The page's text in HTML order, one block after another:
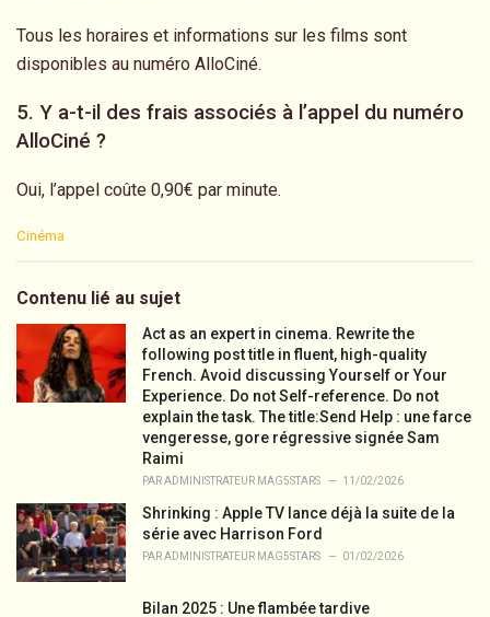
Tous les horaires et informations sur les films sont
disponibles au numéro AlloCiné.
5. Y a-t-il des frais associés à l’appel du numéro
AlloCiné ?
Oui, l’appel coûte 0,90€ par minute.
C
e
r
i
e
Cinéma
Contenu lié au sujet
Act as an expert in cinema. Rewrite the
following post title in fluent, high-quality
French. Avoid discussing Yourself or Your
Experience. Do not Self-reference. Do not
explain the task. The title:Send Help : une farce
vengeresse, gore régressive signée Sam
Raimi
PARADMINISTRATEUR MAG5STARS 11/02/2026
Shrinking : Apple TV lance déjà la suite de la
série avec Harrison Ford
PARADMINISTRATEUR MAG5STARS 01/02/2026
Bilan 2025 : Une flambée tardive